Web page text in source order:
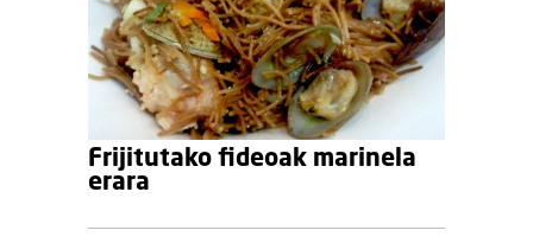
Frijitutako fideoak marinela
erara